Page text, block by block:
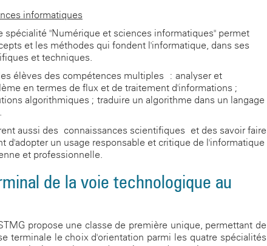
informatiques
spécialité "Numérique et sciences informatiques" permet
et les méthodes qui fondent l'informatique, dans ses
et techniques.
élèves des compétences multiples : analyser et
en termes de flux et de traitement d'informations ;
algorithmiques ; traduire un algorithme dans un langage
aussi des connaissances scientifiques et des savoir-faire
d'adopter un usage responsable et critique de l'informatique
et professionnelle.
de la voie technologique au
propose une classe de première unique, permettant de
terminale le choix d'orientation parmi les quatre spécialités